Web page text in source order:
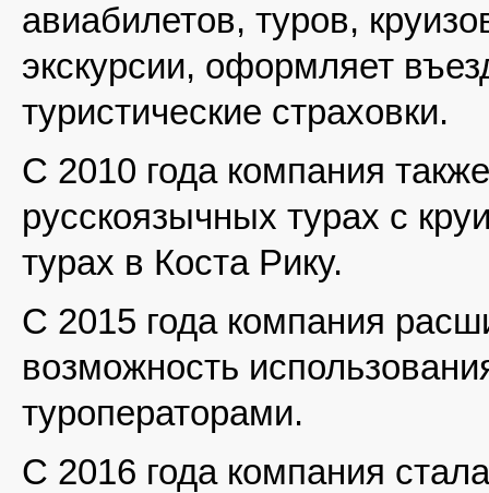
авиабилетов, туров,
экскурсии, оформляет
туристические страховки.
С 2010 года компания
русскоязычных турах с
турах в Коста Рику.
С 2015 года компания
возможность
туроператорами.
С 2016 года компания